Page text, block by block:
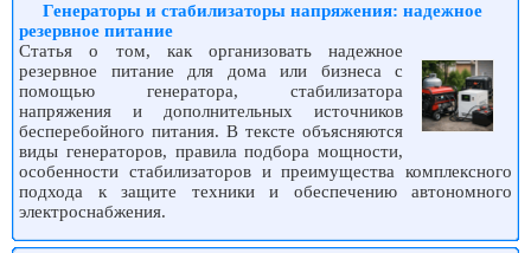
Генераторы и стабилизаторы напряжения: надежное
резервное питание
Статья о том, как организовать надежное
резервное питание для дома или бизнеса с
помощью генератора, стабилизатора
напряжения и дополнительных источников
бесперебойного питания. В тексте объясняются
виды генераторов, правила подбора мощности,
особенности стабилизаторов и преимущества комплексного
подхода к защите техники и обеспечению автономного
электроснабжения.